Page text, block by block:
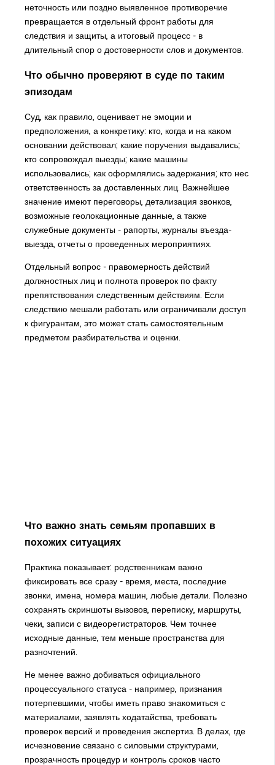
неточность или поздно выявленное противоречие
превращается в отдельный фронт работы для
следствия и защиты, а итоговый процесс - в
длительный спор о достоверности слов и документов.
Что обычно проверяют в суде по таким
эпизодам
Суд, как правило, оценивает не эмоции и
предположения, а конкретику: кто, когда и на каком
основании действовал; какие поручения выдавались;
кто сопровождал выезды; какие машины
использовались; как оформлялись задержания; кто нес
ответственность за доставленных лиц. Важнейшее
значение имеют переговоры, детализация звонков,
возможные геолокационные данные, а также
служебные документы - рапорты, журналы въезда-
выезда, отчеты о проведенных мероприятиях.
Отдельный вопрос - правомерность действий
должностных лиц и полнота проверок по факту
препятствования следственным действиям. Если
следствию мешали работать или ограничивали доступ
к фигурантам, это может стать самостоятельным
предметом разбирательства и оценки.
Что важно знать семьям пропавших в
похожих ситуациях
Практика показывает: родственникам важно
фиксировать все сразу - время, места, последние
звонки, имена, номера машин, любые детали. Полезно
сохранять скриншоты вызовов, переписку, маршруты,
чеки, записи с видеорегистраторов. Чем точнее
исходные данные, тем меньше пространства для
разночтений.
Не менее важно добиваться официального
процессуального статуса - например, признания
потерпевшими, чтобы иметь право знакомиться с
материалами, заявлять ходатайства, требовать
проверок версий и проведения экспертиз. В делах, где
исчезновение связано с силовыми структурами,
прозрачность процедур и контроль сроков часто